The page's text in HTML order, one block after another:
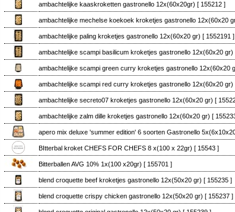
ambachtelijke kaaskroketten gastronello 12x(60x20gr) [ 155212 ]
ambachtelijke mechelse koekoek kroketjes gastronello 12x(60x20
ambachtelijke paling kroketjes gastronello 12x(60x20 gr) [ 1552191 ]
ambachtelijke scampi basilicum kroketjes gastronello 12x(60x20 gr)
ambachtelijke scampi green curry kroketjes gastronello 12x(60x20
ambachtelijke scampi red curry kroketjes gastronello 12x(60x20 gr)
ambachtelijke secreto07 kroketjes gastronello 12x(60x20 gr) [
ambachtelijke zalm dille kroketjes gastronello 12x(60x20 gr) [
apero mix deluxe 'summer edition' 6 soorten Gastronello
BItterbal kroket CHEFS FOR CHEFS 8 x(100 x 22gr) [ 15543 ]
Bitterballen AVG 10% 1x(100 x20gr) [ 155701 ]
blend croquette beef kroketjes gastronello 12x(50x20 gr) [ 155235 ]
blend croquette crispy chicken gastronello 12x(50x20 gr) [ 155237 ]